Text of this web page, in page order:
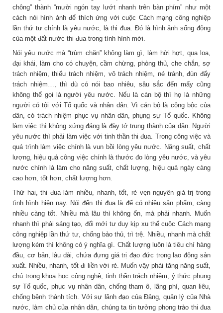
chông” thành “mười ngón tay lướt nhanh trên bàn phím” như một
cách nói hình ảnh để thích ứng với cuộc Cách mạng công nghiệp
lần thứ tư chính là yêu nước, là thi đua. Đó là hình ảnh sống động
của một đất nước thi đua trong tình hình mới.
Nói yêu nước mà “trùm chăn” không làm gì, làm hời hợt, qua loa,
đại khái, làm cho có chuyện, cầm chừng, phòng thủ, che chắn, sợ
trách nhiệm, thiếu trách nhiệm, vô trách nhiệm, né tránh, đùn đẩy
trách nhiệm…, thì dù có nói bao nhiêu, sâu sắc đến mấy cũng
không thể gọi là người yêu nước. Nếu là cán bộ thì họ là những
người có tội với Tổ quốc và nhân dân. Vì cán bộ là công bộc của
dân, có trách nhiệm phục vụ nhân dân, phụng sự Tổ quốc. Không
làm việc thì không xứng đáng là đày tớ trung thành của dân. Người
yêu nước thì phải làm việc với tinh thần thi đua. Trong công việc và
quá trình làm việc chính là vun bồi lòng yêu nước. Năng suất, chất
lượng, hiệu quả công việc chính là thước đo lòng yêu nước, và yêu
nước chính là làm cho năng suất, chất lượng, hiệu quả ngày càng
cao hơn, tốt hơn, chất lượng hơn.
Thứ hai, thi đua làm nhiều, nhanh, tốt, rẻ vẹn nguyên giá trị trong
tình hình hiện nay. Nói đến thi đua là để có nhiều sản phẩm, càng
nhiều càng tốt. Nhiều mà lâu thì không ổn, mà phải nhanh. Muốn
nhanh thì phải sáng tạo, đổi mới tư duy kịp xu thế cuộc Cách mạng
công nghiệp lần thứ tư, chống bảo thủ, trì trệ. Nhiều, nhanh mà chất
lượng kém thì không có ý nghĩa gì. Chất lượng luôn là tiêu chí hàng
đầu, cơ bản, lâu dài, chứa đựng giá trị đạo đức trong lao động sản
xuất. Nhiều, nhanh, tốt đi liền với rẻ. Muốn vậy phải tăng năng suất,
chú trọng khoa học công nghệ, tinh thần trách nhiệm, ý thức phụng
sự Tổ quốc, phục vụ nhân dân, chống tham ô, lãng phí, quan liêu,
chống bệnh thành tích. Với sự lãnh đạo của Đảng, quản lý của Nhà
nước, làm chủ của nhân dân, chúng ta tin tưởng phong trào thi đua